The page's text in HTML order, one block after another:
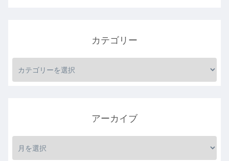
カテゴリー
アーカイブ